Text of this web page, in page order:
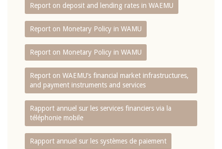
Report on deposit and lending rates in WAEMU
Report on Monetary Policy in WAMU
Report on Monetary Policy in WAMU
Report on WAEMU’s financial market infrastructures,
and payment instruments and services
Rapport annuel sur les services financiers via la
téléphonie mobile
Rapport annuel sur les systèmes de paiement